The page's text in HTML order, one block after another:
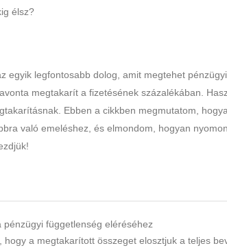
élsz?
egyik legfontosabb dolog, amit megtehet
megtakarít a fizetésének százalékában.
Ebben a cikkben megmutatom,
való emeléshez, és elmondom, hogyan
függetlenség eléréséhez
a megtakarított összeget elosztjuk a teljes